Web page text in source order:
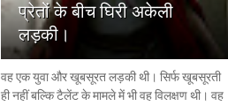
प्रेतों के बीच घिरी अकेली
लड़की।
वह एक युवा और खूबसूरत लड़की थी। सिर्फ खूबसूरती
ही नहीं बल्कि टैलेंट के मामले में भी वह विलक्षण थी। वह